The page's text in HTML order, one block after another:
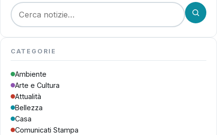
Cerca:
CATEGORIE
Ambiente
Arte e Cultura
Attualità
Bellezza
Casa
Comunicati Stampa